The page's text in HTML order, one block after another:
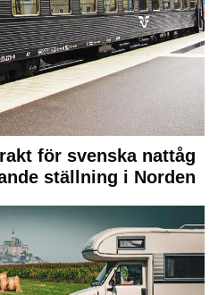
för svenska nattåg
ställning i Norden